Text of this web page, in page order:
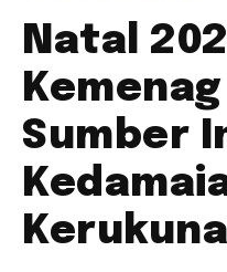
Natal
Sumber